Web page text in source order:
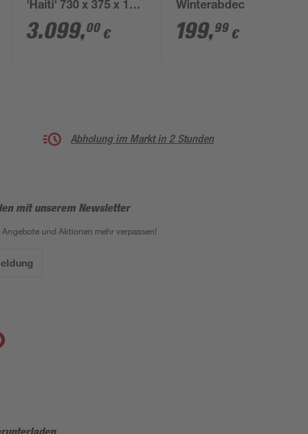
'Haiti' 730 x 375 x 132
cm mit
Sicherheitsleiter und
3.099,00 €
Winterabdeckung
grau 460 x 820 cm
199,99 €
Abholung im Markt in 2 Stunden
mit unserem Newsletter
und Aktionen mehr verpassen!